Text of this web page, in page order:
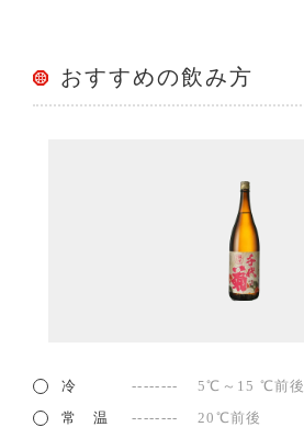
おすすめの飲み方
冷
5℃～15 ℃前後
常 温
20℃前後